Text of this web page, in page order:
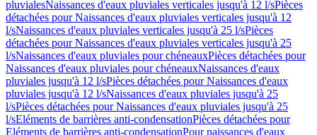
pluvialesNaissances d'eaux pluviales verticales jusqu'à 12 l/sPièces
détachées pour Naissances d'eaux pluviales verticales jusqu'à 12
l/sNaissances d'eaux pluviales verticales jusqu'à 25 l/sPièces
détachées pour Naissances d'eaux pluviales verticales jusqu'à 25
l/sNaissances d'eaux pluviales pour chéneauxPièces détachées pour
Naissances d'eaux pluviales pour chéneauxNaissances d'eaux
pluviales jusqu'à 12 l/sPièces détachées pour Naissances d'eaux
pluviales jusqu'à 12 l/sNaissances d'eaux pluviales jusqu'à 25
l/sPièces détachées pour Naissances d'eaux pluviales jusqu'à 25
l/sEléments de barrières anti-condensationPièces détachées pour
Eléments de barrières anti-condensationPour naissances d'eaux